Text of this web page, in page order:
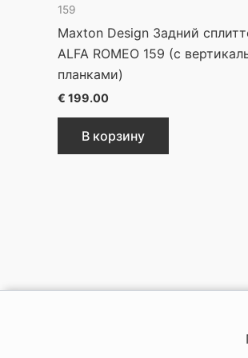
159
Maxton Design Задний
ALFA ROMEO 159 (с
планками)
€ 199.00
В корзину